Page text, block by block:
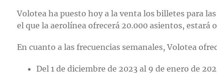
Volotea ha puesto hoy a la venta los billetes para
el que la aerolínea ofrecerá 20.000 asientos, estará
En cuanto a las frecuencias semanales, Volotea
Del 1 de diciembre de 2023 al 9 de enero de